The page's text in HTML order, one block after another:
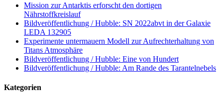
Mission zur Antarktis erforscht den dortigen
Nährstoffkreislauf
Bildveröffentlichung / Hubble: SN 2022abvt in der Galaxie
LEDA 132905
Experimente untermauern Modell zur Aufrechterhaltung von
Titans Atmosphäre
Bildveröffentlichung / Hubble: Eine von Hundert
Bildveröffentlichung / Hubble: Am Rande des Tarantelnebels
Kategorien